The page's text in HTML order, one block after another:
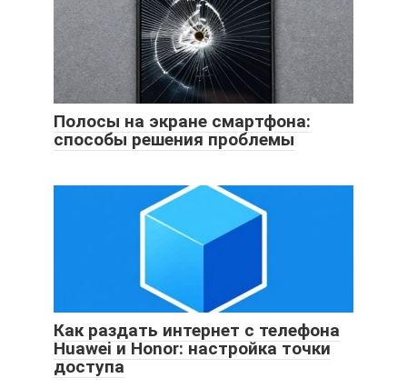
Полосы на экране смартфона:
способы решения проблемы
Как раздать интернет с телефона
Huawei и Honor: настройка точки
доступа